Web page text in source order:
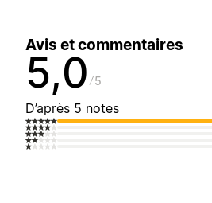
Avis et commentaires
5,0 5
D’après 5 notes